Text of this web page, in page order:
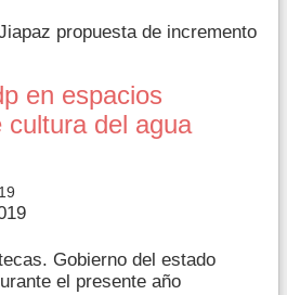
propuesta de incremento
en espacios
cultura del agua
Gobierno del estado
el presente año